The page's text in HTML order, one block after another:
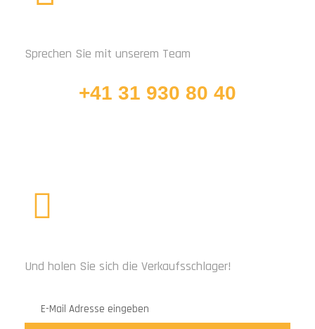
Sprechen Sie mit unserem Team
+41 31 930 80 40
Und holen Sie sich die Verkaufsschlager!